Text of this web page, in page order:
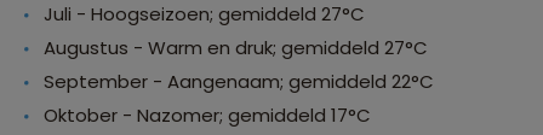
Juli - Hoogseizoen; gemiddeld 27°C
Augustus - Warm en druk; gemiddeld 27°C
September - Aangenaam; gemiddeld 22°C
Oktober - Nazomer; gemiddeld 17°C